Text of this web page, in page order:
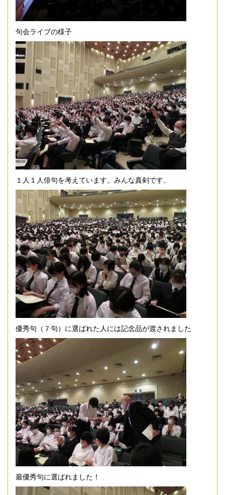
句会ライブの様子
１人１人俳句を考えています。みんな真剣です。
優秀句（７句）に選ばれた人には記念品が渡されました
最優秀句に選ばれました！